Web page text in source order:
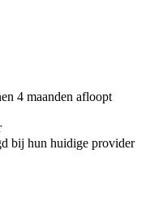
4 maanden afloopt
bij hun huidige provider